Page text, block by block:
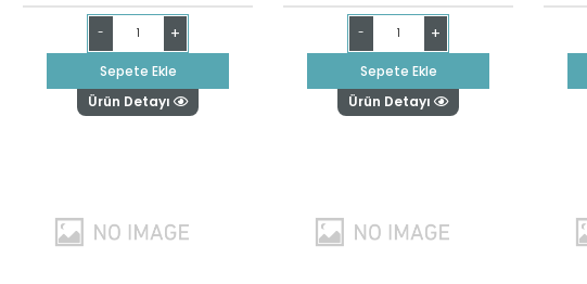
- +
Sepete Ekle
Ürün Detayı
- +
Sepete Ekle
Ürün Detayı